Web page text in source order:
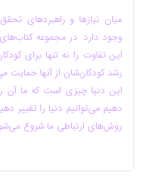
میان نیازها و راهبردهای
وجود دارد. در مجموعه کتاب‌های
این تفاوت را نه تنها برای
رشد کودکان‌شان از آنها حمایت
این دنیا چیزی است که ما آن
دهیم می‌توانیم دنیا را تغییر
روش‌های ارتباطی ما شروع